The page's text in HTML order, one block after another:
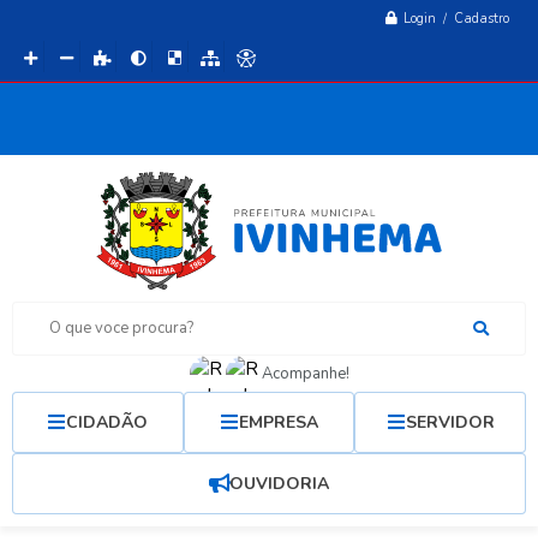
Login / Cadastro
O que voce procura?
Acompanhe!
CIDADÃO EMPRESA SERVIDOR
OUVIDORIA